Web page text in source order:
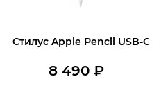
Стилус Apple Pencil USB-C
8 490 ₽